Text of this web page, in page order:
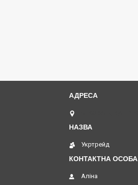
Укртрейд
Аліна